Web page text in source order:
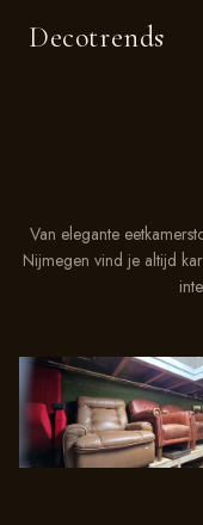
Decotrends
Van elegante
Nijmegen vind je altijd